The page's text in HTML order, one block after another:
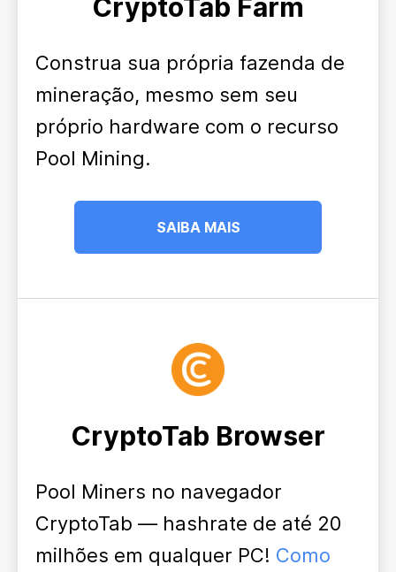
CryptoTab Farm
Construa sua própria fazenda de
mineração, mesmo sem seu
próprio hardware com o recurso
Pool Mining.
SAIBA MAIS
CryptoTab Browser
Pool Miners no navegador
CryptoTab — hashrate de até 20
milhões em qualquer PC! Como